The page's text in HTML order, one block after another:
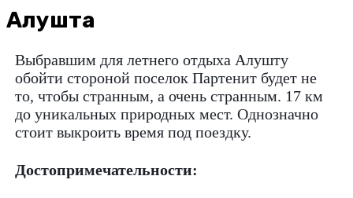
Алушта
Выбравшим для летнего отдыха Алушту
обойти стороной поселок Партенит будет не
то, чтобы странным, а очень странным. 17 км
до уникальных природных мест. Однозначно
стоит выкроить время под поездку.
Достопримечательности: